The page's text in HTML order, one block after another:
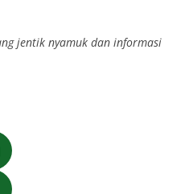
jentik nyamuk dan informasi